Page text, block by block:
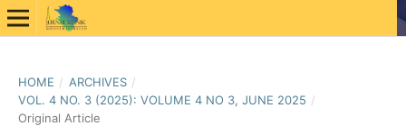
HOME / ARCHIVES /
VOL. 4 NO. 3 (2025): VOLUME 4 NO 3, JUNE 2025 /
Original Article